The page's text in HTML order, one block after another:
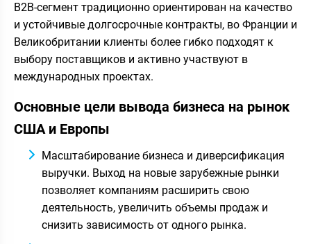
B2B-сегмент традиционно ориентирован на качество
и устойчивые долгосрочные контракты, во Франции и
Великобритании клиенты более гибко подходят к
выбору поставщиков и активно участвуют в
международных проектах.
Основные цели вывода бизнеса на рынок
США и Европы
Масштабирование бизнеса и диверсификация
выручки. Выход на новые зарубежные рынки
позволяет компаниям расширить свою
деятельность, увеличить объемы продаж и
снизить зависимость от одного рынка.